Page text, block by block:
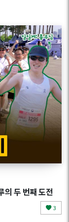
의 두 번째 도전
3